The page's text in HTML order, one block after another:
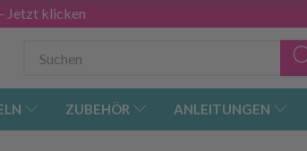
Jetzt klicken
ZUBEHÖR ANLEITUNGEN